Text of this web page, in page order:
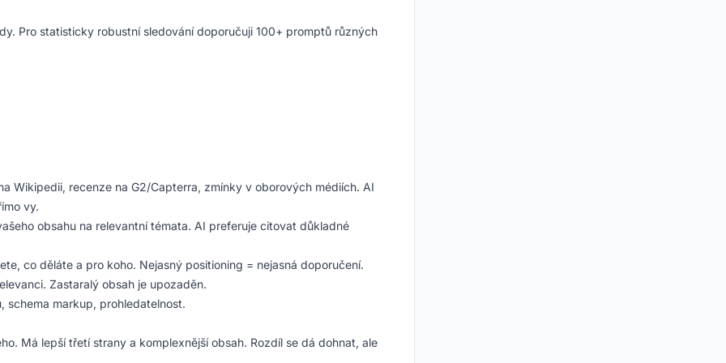
Pro statisticky robustní sledování doporučuji 100+ promptů různých
Wikipedii, recenze na G2/Capterra, zmínky v oborových médiích. AI
vy.
obsahu na relevantní témata. AI preferuje citovat důkladné
co děláte a pro koho. Nejasný positioning = nejasná doporučení.
Zastaralý obsah je upozaděn.
schema markup, prohledatelnost.
Má lepší třetí strany a komplexnější obsah. Rozdíl se dá dohnat, ale